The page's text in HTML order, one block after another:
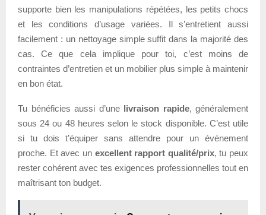
supporte bien les manipulations répétées, les petits chocs
et les conditions d’usage variées. Il s’entretient aussi
facilement : un nettoyage simple suffit dans la majorité des
cas. Ce que cela implique pour toi, c’est moins de
contraintes d’entretien et un mobilier plus simple à maintenir
en bon état.
Tu bénéficies aussi d’une livraison rapide, généralement
sous 24 ou 48 heures selon le stock disponible. C’est utile
si tu dois t’équiper sans attendre pour un événement
proche. Et avec un excellent rapport qualité/prix, tu peux
rester cohérent avec tes exigences professionnelles tout en
maîtrisant ton budget.